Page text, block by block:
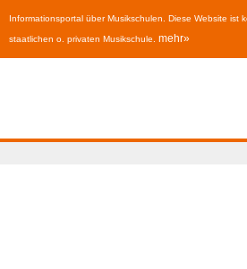
Informationsportal über Musikschulen. Diese Website ist
staatlichen o. privaten Musikschule. mehr»